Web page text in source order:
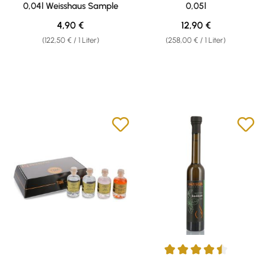
0,04l Weisshaus Sample
(122,50 € / 1 Liter)
Regulärer Preis:
4,90 €
0,05l
(258,00 € / 1 Liter)
Regulärer Preis:
12,90 €